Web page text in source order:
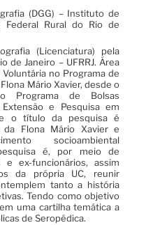
(DGG) – Instituto de
Federal Rural do Rio de
(Licenciatura) pela
de Janeiro – UFRRJ. Área
no Programa de
Mário Xavier, desde o
Programa de Bolsas
e Pesquisa em
e o título da pesquisa é
da Flona Mário Xavier e
socioambiental
é, por meio de
e ex-funcionários, assim
da própria UC, reunir
tanto a história
Tendo como objetivo
uma cartilha temática a
de Seropédica.